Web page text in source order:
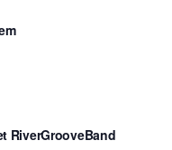
RiverGrooveBand